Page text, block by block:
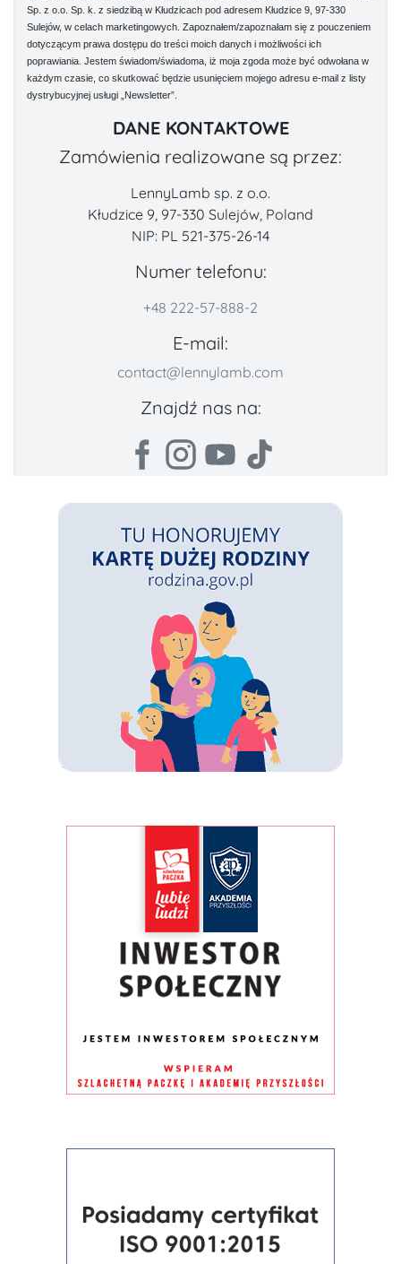
Sp. z o.o. Sp. k. z siedzibą w Kłudzicach pod adresem Kłudzice 9, 97-330
Sulejów, w celach marketingowych. Zapoznałem/zapoznałam się z pouczeniem
dotyczącym prawa dostępu do treści moich danych i możliwości ich
poprawiania. Jestem świadom/świadoma, iż moja zgoda może być odwołana w
każdym czasie, co skutkować będzie usunięciem mojego adresu e-mail z listy
dystrybucyjnej usługi „Newsletter”.
DANE KONTAKTOWE
Zamówienia realizowane są przez:
LennyLamb sp. z o.o.
Kłudzice 9, 97-330 Sulejów, Poland
NIP: PL 521-375-26-14
Numer telefonu:
+48 222-57-888-2
E-mail:
contact@lennylamb.com
Znajdź nas na: